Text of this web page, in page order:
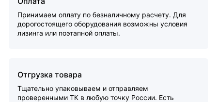
Принимаем оплату по безналичному расчету. Для
дорогостоящего оборудования возможны условия
лизинга или поэтапной оплаты.
Отгрузка товара
Тщательно упаковываем и отправляем
проверенными ТК в любую точку России. Есть